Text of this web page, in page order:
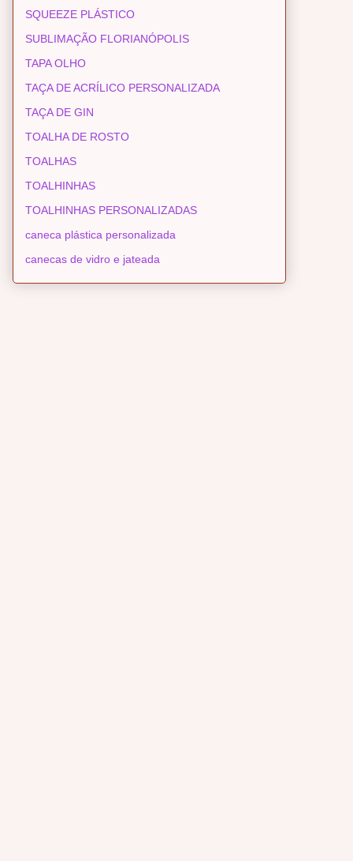
SQUEEZE PLÁSTICO
SUBLIMAÇÃO FLORIANÓPOLIS
TAPA OLHO
TAÇA DE ACRÍLICO PERSONALIZADA
TAÇA DE GIN
TOALHA DE ROSTO
TOALHAS
TOALHINHAS
TOALHINHAS PERSONALIZADAS
caneca plástica personalizada
canecas de vidro e jateada